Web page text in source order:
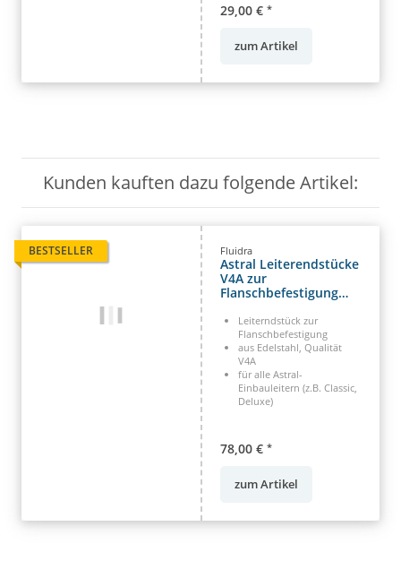
29,00 € *
zum Artikel
Kunden kauften dazu folgende Artikel:
BESTSELLER Fluidra
Astral Leiterendstücke
V4A zur
Flanschbefestigung
Flanschfüsse
Leiterndstück zur
Flanschbefestigung
aus Edelstahl, Qualität
V4A
für alle Astral-
Einbauleitern (z.B. Classic,
Deluxe)
78,00 € *
zum Artikel